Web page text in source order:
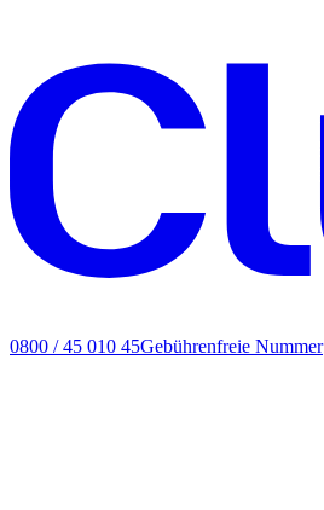
0800 / 45 010 45Gebührenfreie Nummer